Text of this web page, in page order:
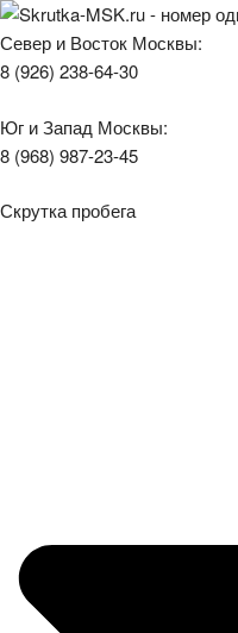
Север и Восток Москвы:
8 (926) 238-64-30
Юг и Запад Москвы:
8 (968) 987-23-45
Скрутка пробега